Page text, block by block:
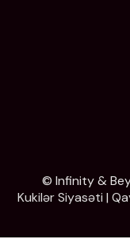
© Infinity &
Kukilər Siyasəti |